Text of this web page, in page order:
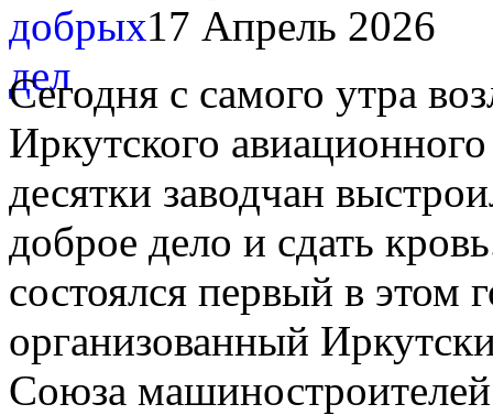
17 Апрель 2026
Сегодня с самого утра
Иркутского
десятки заводчан
доброе дело и сдать
состоялся первый в этом
организованный
Союза